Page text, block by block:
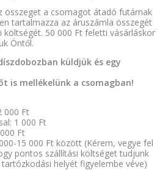
összeget a csomagot átadó futárnak
tartalmazza az áruszámla összegét
költségét. 50 000 Ft feletti vásárláskor
Öntől.
küldjük és egy
is mellékelünk a csomagban!
000 Ft
1 000 Ft
Ft
15 000 Ft között (Kérem, vegye fel
pontos szállítási költséget tudjunk
helyét figyelembe véve)